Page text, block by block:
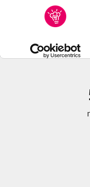
REZEPTE
Rezepte Vegan